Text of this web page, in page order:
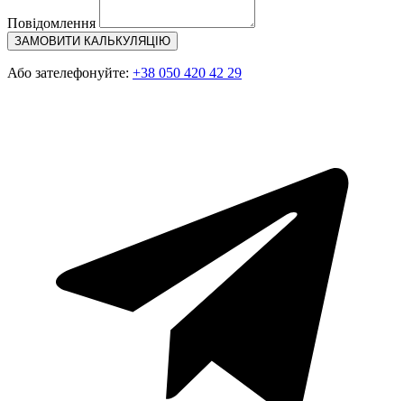
Повідомлення
ЗАМОВИТИ КАЛЬКУЛЯЦІЮ
Або зателефонуйте: +38 050 420 42 29